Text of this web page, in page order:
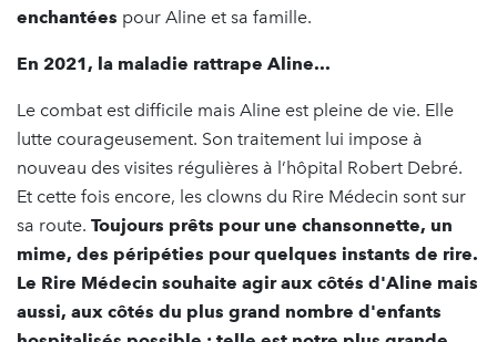
enchantées pour Aline et sa famille.
En 2021, la maladie rattrape Aline...
Le combat est difficile mais Aline est pleine de vie. Elle
lutte courageusement. Son traitement lui impose à
nouveau des visites régulières à l’hôpital Robert Debré.
Et cette fois encore, les clowns du Rire Médecin sont sur
sa route. Toujours prêts pour une chansonnette, un
mime, des péripéties pour quelques instants de rire.
Le Rire Médecin souhaite agir aux côtés d'Aline mais
aussi, aux côtés du plus grand nombre d'enfants